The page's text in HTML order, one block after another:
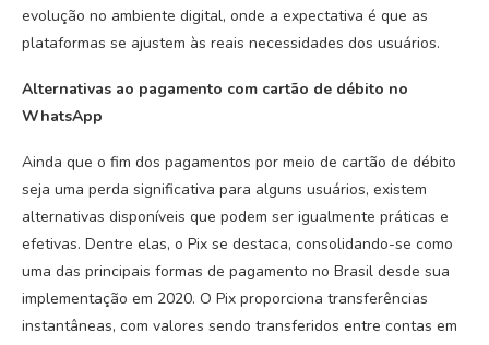
evolução no ambiente digital, onde a expectativa é que as
plataformas se ajustem às reais necessidades dos usuários.
Alternativas ao pagamento com cartão de débito no
WhatsApp
Ainda que o fim dos pagamentos por meio de cartão de débito
seja uma perda significativa para alguns usuários, existem
alternativas disponíveis que podem ser igualmente práticas e
efetivas. Dentre elas, o Pix se destaca, consolidando-se como
uma das principais formas de pagamento no Brasil desde sua
implementação em 2020. O Pix proporciona transferências
instantâneas, com valores sendo transferidos entre contas em